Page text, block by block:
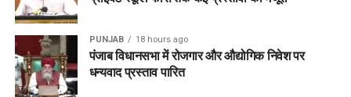
INDIANECONOMY
INDIAUSRELATIONS
INTERNATIONALRELATIONS
USATARIFF
WORLDNEWS
UP NEXT
America का India पर बड़ा एक्शन – Russian Oil Purchases
PUNJAB 18 hours ago
पंजाब विधानसभा में रोजगार और औद्योगिक निवेश पर
धन्यवाद प्रस्ताव पारित